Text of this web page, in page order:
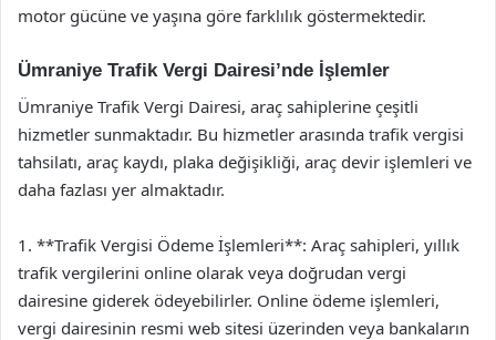
motor gücüne ve yaşına göre farklılık göstermektedir.
Ümraniye Trafik Vergi Dairesi’nde İşlemler
Ümraniye Trafik Vergi Dairesi, araç sahiplerine çeşitli
hizmetler sunmaktadır. Bu hizmetler arasında trafik vergisi
tahsilatı, araç kaydı, plaka değişikliği, araç devir işlemleri ve
daha fazlası yer almaktadır.
1. **Trafik Vergisi Ödeme İşlemleri**: Araç sahipleri, yıllık
trafik vergilerini online olarak veya doğrudan vergi
dairesine giderek ödeyebilirler. Online ödeme işlemleri,
vergi dairesinin resmi web sitesi üzerinden veya bankaların